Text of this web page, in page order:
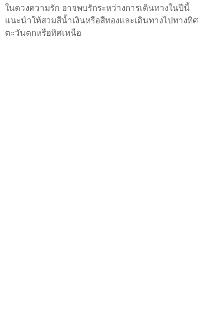
ในดวงความรัก อาจพบรักระหว่างการเดินทางในปีนี้
แนะนำให้สวมสีน้ำเงินหรือสีทองและเดินทางไปทางทิศ
ตะวันตกหรือทิศเหนือ